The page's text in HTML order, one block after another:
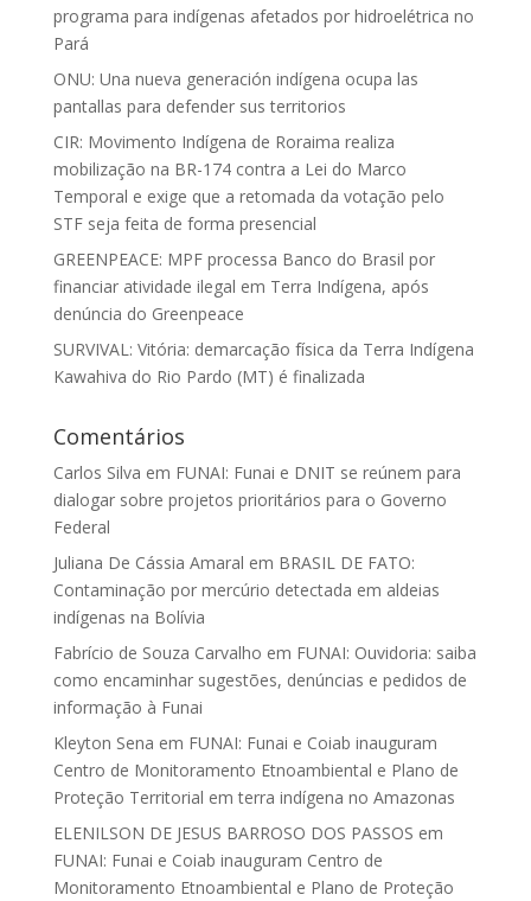
programa para indígenas afetados por hidroelétrica no
Pará
ONU: Una nueva generación indígena ocupa las
pantallas para defender sus territorios
CIR: Movimento Indígena de Roraima realiza
mobilização na BR-174 contra a Lei do Marco
Temporal e exige que a retomada da votação pelo
STF seja feita de forma presencial
GREENPEACE: MPF processa Banco do Brasil por
financiar atividade ilegal em Terra Indígena, após
denúncia do Greenpeace
SURVIVAL: Vitória: demarcação física da Terra Indígena
Kawahiva do Rio Pardo (MT) é finalizada
Comentários
Carlos Silva em FUNAI: Funai e DNIT se reúnem para
dialogar sobre projetos prioritários para o Governo
Federal
Juliana De Cássia Amaral em BRASIL DE FATO:
Contaminação por mercúrio detectada em aldeias
indígenas na Bolívia
Fabrício de Souza Carvalho em FUNAI: Ouvidoria: saiba
como encaminhar sugestões, denúncias e pedidos de
informação à Funai
Kleyton Sena em FUNAI: Funai e Coiab inauguram
Centro de Monitoramento Etnoambiental e Plano de
Proteção Territorial em terra indígena no Amazonas
ELENILSON DE JESUS BARROSO DOS PASSOS em
FUNAI: Funai e Coiab inauguram Centro de
Monitoramento Etnoambiental e Plano de Proteção